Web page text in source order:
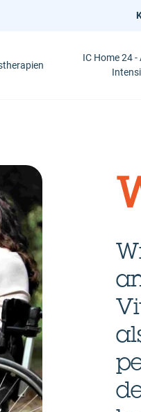
IC Home 24